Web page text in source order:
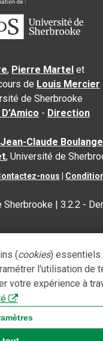
, Pierre Martel et
de Louis Mercier
de Sherbrooke
- Direction
Claude
, Université de
nous |
Sherbrooke |3.2.2 -
(cookies) essentiels
l'utilisation de
votre expérience à